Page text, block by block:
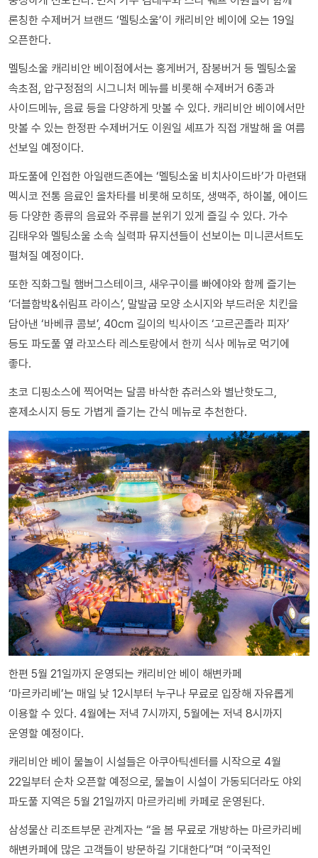
론칭한 수제버거 브랜드 ‘멜팅소울’이 캐리비안 베이에 오는 19일
오픈한다.
멜팅소울 캐리비안 베이점에서는 홍게버거, 잠봉버거 등 멜팅소울
속초점, 압구정점의 시그니처 메뉴를 비롯해 수제버거 6종과
사이드메뉴, 음료 등을 다양하게 맛볼 수 있다. 캐리비안 베이에서만
맛볼 수 있는 한정판 수제버거도 이원일 셰프가 직접 개발해 올 여름
선보일 예정이다.
파도풀에 인접한 아일랜드존에는 ‘멜팅소울 비치사이드바’가 마련돼
멕시코 전통 음료인 올차타를 비롯해 모히또, 생맥주, 하이볼, 에이드
등 다양한 종류의 음료와 주류를 분위기 있게 즐길 수 있다. 가수
김태우와 멜팅소울 소속 실력파 뮤지션들이 선보이는 미니콘서트도
펼쳐질 예정이다.
또한 직화그릴 햄버그스테이크, 새우구이를 빠에야와 함께 즐기는
‘더블함박&쉬림프 라이스’, 말발굽 모양 소시지와 부드러운 치킨을
담아낸 ‘바베큐 콤보’, 40cm 길이의 빅사이즈 ‘고르곤졸라 피자’
등도 파도풀 옆 라꼬스타 레스토랑에서 한끼 식사 메뉴로 먹기에
좋다.
초코 디핑소스에 찍어먹는 달콤 바삭한 츄러스와 별난핫도그,
훈제소시지 등도 가볍게 즐기는 간식 메뉴로 추천한다.
한편 5월 21일까지 운영되는 캐리비안 베이 해변카페
‘마르카리베’는 매일 낮 12시부터 누구나 무료로 입장해 자유롭게
이용할 수 있다. 4월에는 저녁 7시까지, 5월에는 저녁 8시까지
운영할 예정이다.
캐리비안 베이 물놀이 시설들은 아쿠아틱센터를 시작으로 4월
22일부터 순차 오픈할 예정으로, 물놀이 시설이 가동되더라도 야외
파도풀 지역은 5월 21일까지 마르카리베 카페로 운영된다.
삼성물산 리조트부문 관계자는 “올 봄 무료로 개방하는 마르카리베
해변카페에 많은 고객들이 방문하길 기대한다”며 “이국적인